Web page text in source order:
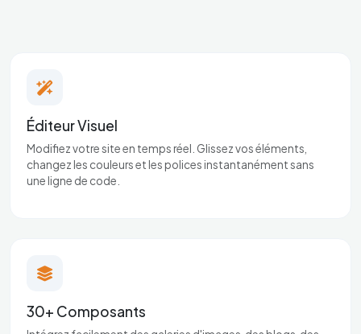
Éditeur Visuel
Modifiez votre site en temps réel. Glissez vos éléments,
changez les couleurs et les polices instantanément sans
une ligne de code.
30+ Composants